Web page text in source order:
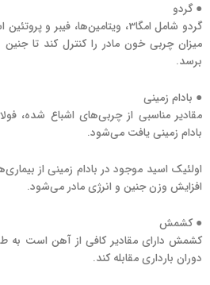
● گردو
گردو شامل امگا3، ویتامین‌ها،
میزان چربی خون مادر را کنترل کند تا
برسد.
● بادام زمینی
مقادیر مناسبی از چربی‌های اشباع شده،
بادام زمینی یافت می‌شود.
اولئیک اسید موجود در بادام‌ زمینی از
افزایش وزن جنین و انرژی مادر می‌شود.
● کشمش
کشمش دارای مقادیر کافی از آهن است به
دوران بارداری مقابله کند.